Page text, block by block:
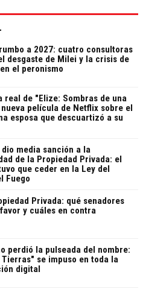
a 2027: cuatro consultoras
desgaste de Milei y la crisis de
el peronismo
real de "Elize: Sombras de una
película de Netflix sobre el
esposa que descuartizó a su
dio media sanción a la
de la Propiedad Privada: el
que ceder en la Ley del
Fuego
Privada: qué senadores
y cuáles en contra
perdió la pulseada del nombre:
se impuso en toda la
digital